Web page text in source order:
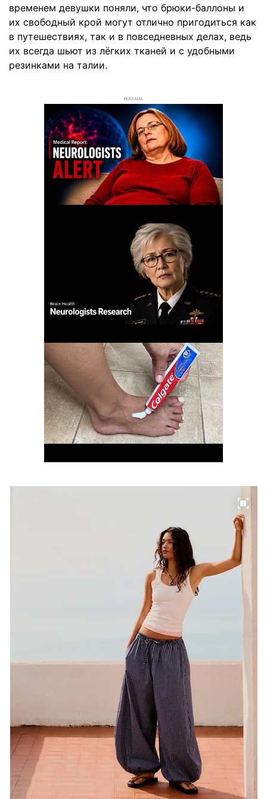
временем девушки поняли, что брюки-баллоны и
их свободный крой могут отлично пригодиться как
в путешествиях, так и в повседневных делах, ведь
их всегда шьют из лёгких тканей и с удобными
резинками на талии.
РЕКЛАМА